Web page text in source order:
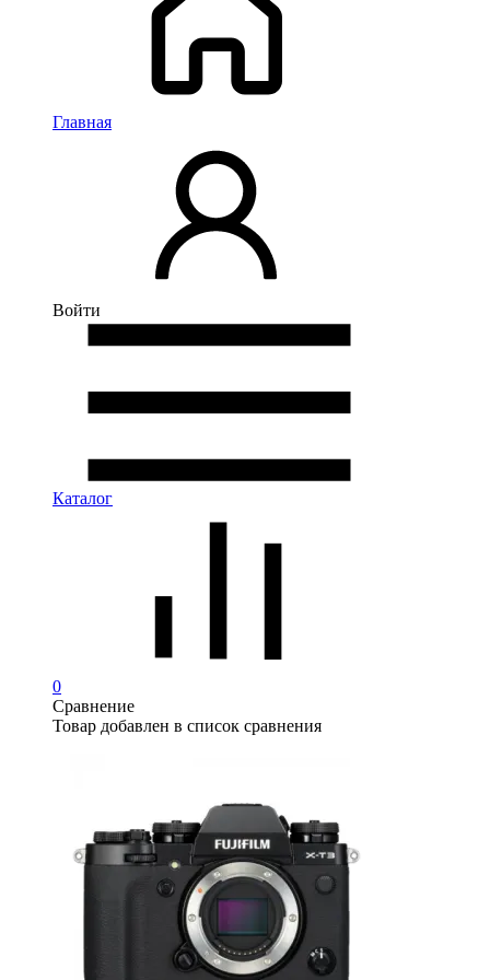
Главная
Войти
Каталог
0
Сравнение
Товар добавлен в список сравнения